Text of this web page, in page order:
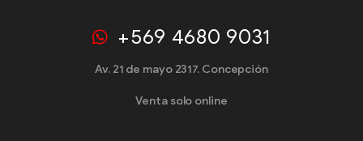
+569 4680 9031
Av. 21 de mayo 2317. Concepción
Venta solo online